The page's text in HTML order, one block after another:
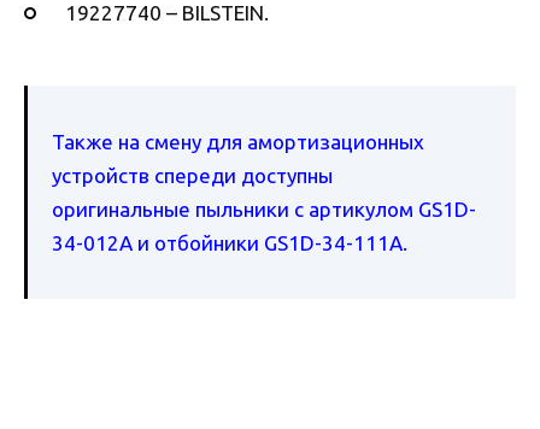
19227740 – BILSTEIN.
Также на смену для амортизационных
устройств спереди доступны
оригинальные пыльники с артикулом GS1D-
34-012A и отбойники GS1D-34-111A.